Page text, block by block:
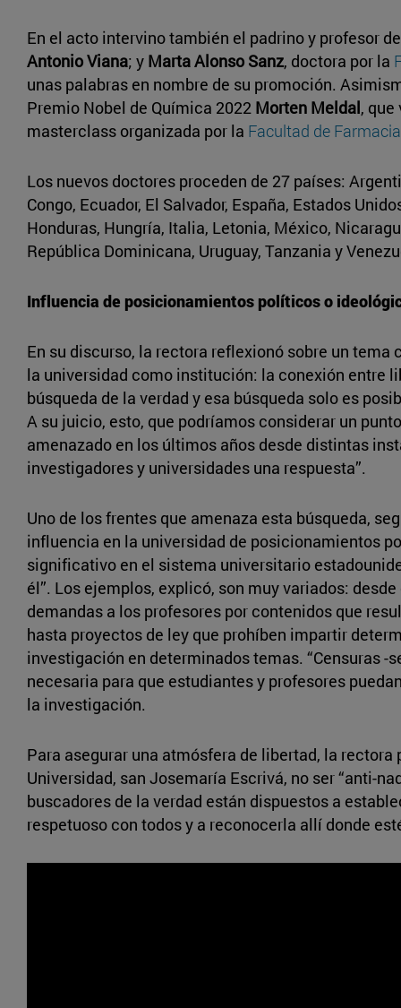
En el acto intervino también el padrino y profesor
Antonio Viana; y Marta Alonso Sanz, doctora por la
unas palabras en nombre de su promoción.
Premio Nobel de Química 2022 Morten Meldal,
masterclass organizada por la Facultad de
Los nuevos doctores proceden de 27 países:
Congo, Ecuador, El Salvador, España, Estados
Honduras, Hungría, Italia, Letonia, México,
República Dominicana, Uruguay, Tanzania y
Influencia de posicionamientos políticos o
En su discurso, la rectora reflexionó sobre un
la universidad como institución: la conexión entre
búsqueda de la verdad y esa búsqueda solo es
A su juicio, esto, que podríamos considerar un
amenazado en los últimos años desde distintas
investigadores y universidades una respuesta”.
Uno de los frentes que amenaza esta búsqueda,
influencia en la universidad de posicionamientos
significativo en el sistema universitario
él”. Los ejemplos, explicó, son muy variados:
demandas a los profesores por contenidos que
hasta proyectos de ley que prohíben impartir
investigación en determinados temas. “Censuras -
necesaria para que estudiantes y profesores
la investigación.
Para asegurar una atmósfera de libertad, la
Universidad, san Josemaría Escrivá, no ser “anti-
buscadores de la verdad están dispuestos a
respetuoso con todos y a reconocerla allí donde